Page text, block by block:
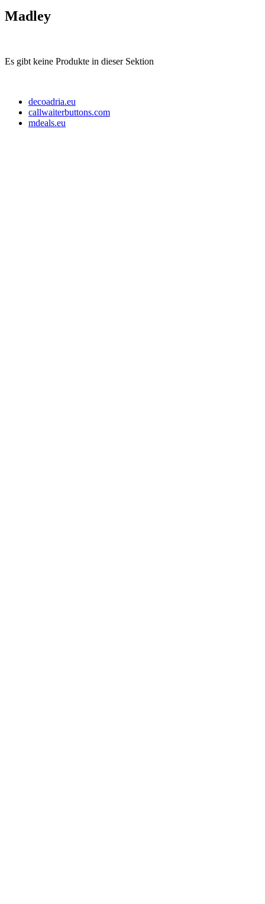
Madley
Es gibt keine Produkte in dieser Sektion
decoadria.eu
callwaiterbuttons.com
mdeals.eu